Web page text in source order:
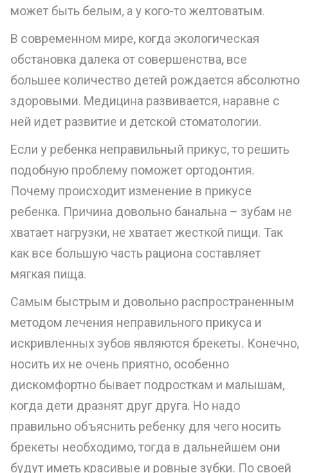
может быть белым, а у кого-то желтоватым.
В современном мире, когда экологическая
обстановка далека от совершенства, все
большее количество детей рождается абсолютно
здоровыми. Медицина развивается, наравне с
ней идет развитие и детской стоматологии.
Если у ребенка неправильный прикус, то решить
подобную проблему поможет ортодонтия.
Почему происходит изменение в прикусе
ребенка. Причина довольно банальна – зубам не
хватает нагрузки, не хватает жесткой пищи. Так
как все большую часть рациона составляет
мягкая пища.
Самым быстрым и довольно распространенным
методом лечения неправильного прикуса и
искривленных зубов являются брекеты. Конечно,
носить их не очень приятно, особенно
дискомфортно бывает подросткам и малышам,
когда дети дразнят друг друга. Но надо
правильно объяснить ребенку для чего носить
брекеты необходимо, тогда в дальнейшем они
будут иметь красивые и ровные зубки. По своей